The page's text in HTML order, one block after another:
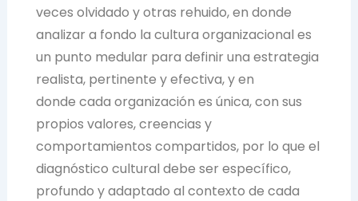
veces olvidado y otras rehuido, en donde
analizar a fondo la cultura organizacional es
un punto medular para definir una estrategia
realista, pertinente y efectiva, y en
donde cada organización es única, con sus
propios valores, creencias y
comportamientos compartidos, por lo que el
diagnóstico cultural debe ser específico,
profundo y adaptado al contexto de cada